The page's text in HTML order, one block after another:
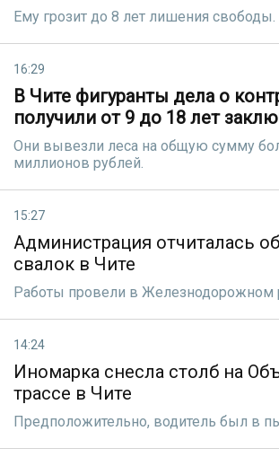
Ему грозит до 8 лет лишения свободы.
16:29
В Чите фигуранты дела о
получили от 9 до 18 лет
Они вывезли леса на общую сумму
миллионов рублей.
15:27
Администрация отчиталась
свалок в Чите
Работы провели в Железнодорожном
14:24
Иномарка снесла столб на
трассе в Чите
Предположительно, водитель был в